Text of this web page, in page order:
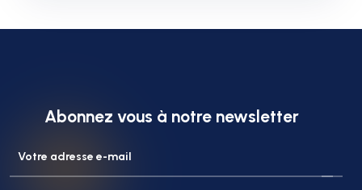
Abonnez vous à notre newsletter